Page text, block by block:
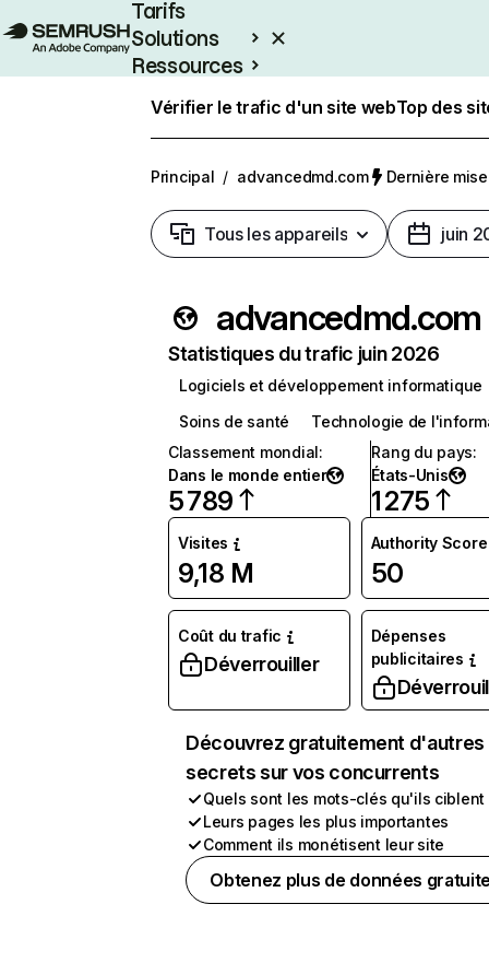
Tarifs
Solutions
Ressources
Vérifier le trafic d'un site webTop des
Principal / advancedmd.com Dernière
Tous les appareils juin
advancedmd.com
Statistiques du trafic juin 2026
Logiciels et développement informatique
Soins de santé
Technologie de
Classement mondial:
Dans le monde entier
5 789
Rang du pays:
États-Unis
1 275
Visites
9,18 M
Authority Score
50
Coût du trafic
Déverrouiller
Dépenses
publicitaires
Découvrez gratuitement d'autres
secrets sur vos concurrents
Quels sont les mots-clés qu'ils ciblent
Leurs pages les plus importantes
Comment ils monétisent leur site
Obtenez plus de données